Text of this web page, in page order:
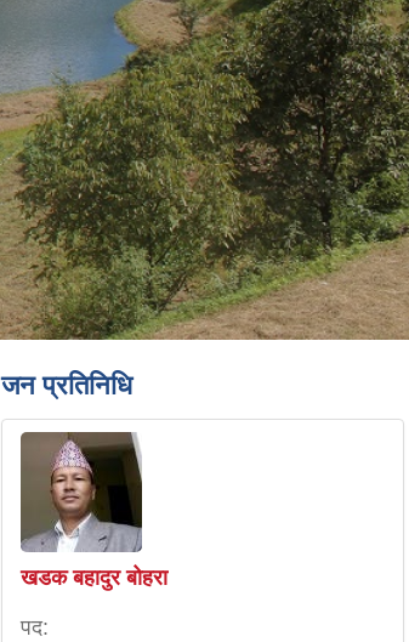
जन प्रतिनिधि
खडक बहादुर बोहरा
पद: